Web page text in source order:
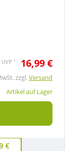
UVP 1 16,99 €
zzgl.Versand
Artikel auf Lager
€